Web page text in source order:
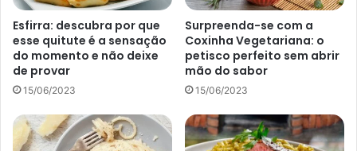
conquistar seu paladar – Canva
Esfirra: descubra por que
esse quitute é a sensação
do momento e não deixe
de provar
15/06/2023
Surpreenda-se com a
Coxinha Vegetariana: o
petisco perfeito sem abrir
mão do sabor
15/06/2023